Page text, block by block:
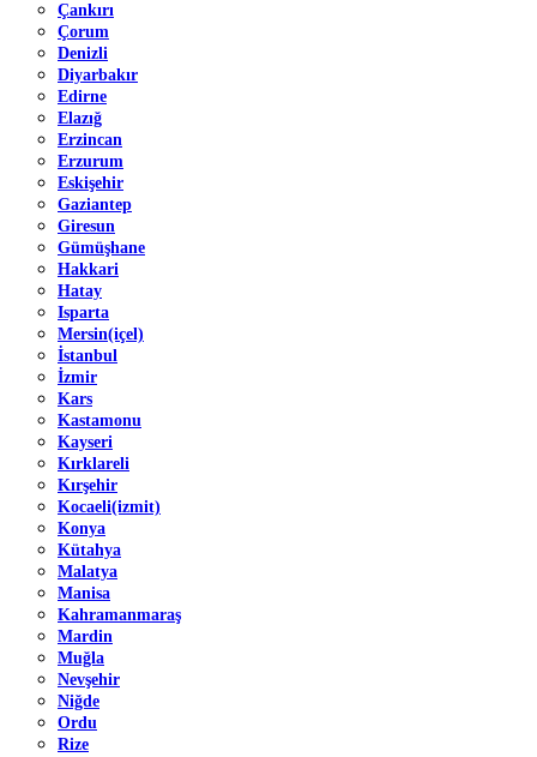
Çankırı
Çorum
Denizli
Diyarbakır
Edirne
Elazığ
Erzincan
Erzurum
Eskişehir
Gaziantep
Giresun
Gümüşhane
Hakkari
Hatay
Isparta
Mersin(içel)
İstanbul
İzmir
Kars
Kastamonu
Kayseri
Kırklareli
Kırşehir
Kocaeli(izmit)
Konya
Kütahya
Malatya
Manisa
Kahramanmaraş
Mardin
Muğla
Nevşehir
Niğde
Ordu
Rize